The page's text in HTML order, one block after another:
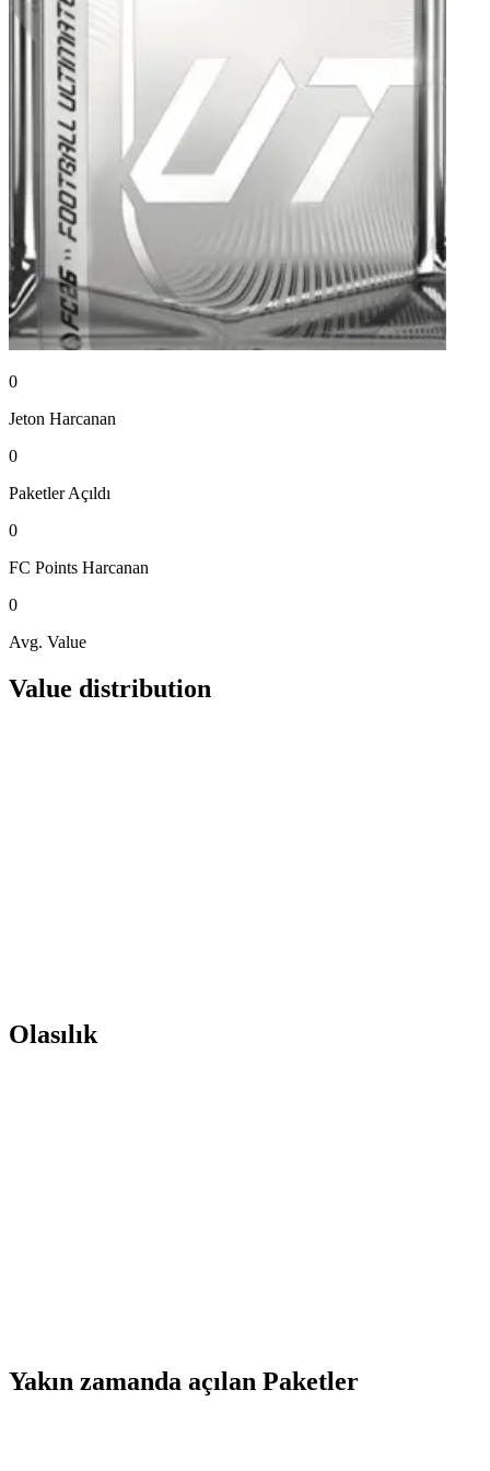
0
Jeton Harcanan
0
Paketler Açıldı
0
FC Points Harcanan
0
Avg. Value
Value distribution
Olasılık
Yakın zamanda açılan Paketler